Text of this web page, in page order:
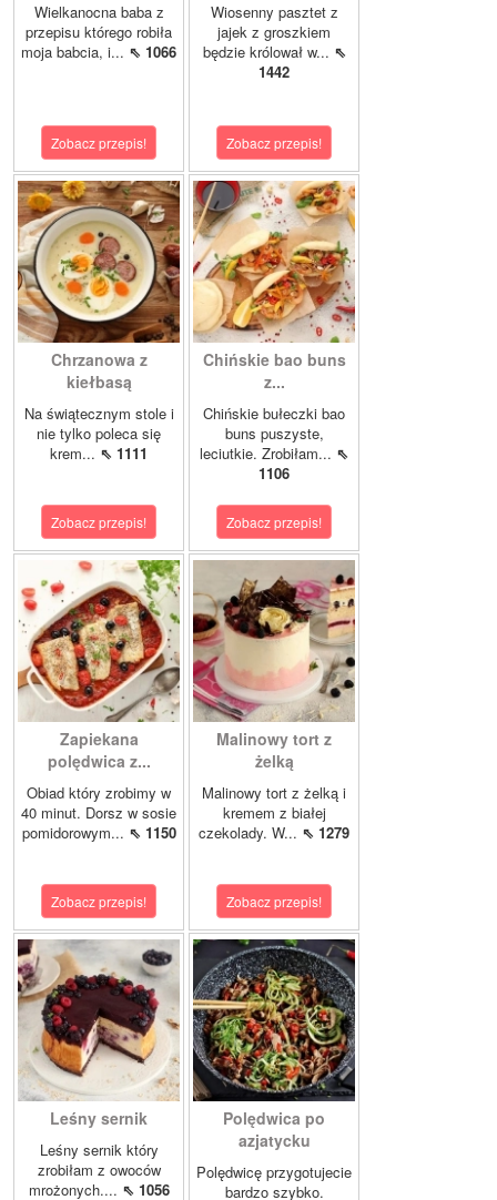
Wielkanocna baba z
przepisu którego robiła
moja babcia, i... ⇖ 1066
Zobacz przepis!
Wiosenny pasztet z
jajek z groszkiem
będzie królował w... ⇖
1442
Zobacz przepis!
Chrzanowa z
kiełbasą
Na świątecznym stole i
nie tylko poleca się
krem... ⇖ 1111
Zobacz przepis!
Chińskie bao buns
z...
Chińskie bułeczki bao
buns puszyste,
leciutkie. Zrobiłam... ⇖
1106
Zobacz przepis!
Zapiekana
polędwica z...
Obiad który zrobimy w
40 minut. Dorsz w sosie
pomidorowym... ⇖ 1150
Zobacz przepis!
Malinowy tort z
żelką
Malinowy tort z żelką i
kremem z białej
czekolady. W... ⇖ 1279
Zobacz przepis!
Leśny sernik
Leśny sernik który
zrobiłam z owoców
mrożonych.... ⇖ 1056
Polędwica po
azjatycku
Polędwicę przygotujecie
bardzo szybko.